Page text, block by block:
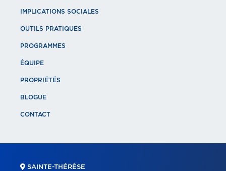
IMPLICATIONS SOCIALES
OUTILS PRATIQUES
PROGRAMMES
ÉQUIPE
PROPRIÉTÉS
BLOGUE
CONTACT
SAINTE-THÉRÈSE